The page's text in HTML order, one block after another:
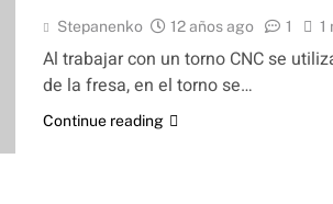
Stepanenko 12 años ago 1 1
Al trabajar con un torno CNC se
de la fresa, en el torno se…
Continue reading